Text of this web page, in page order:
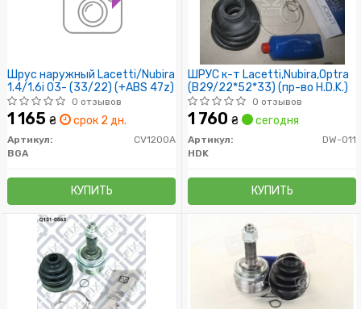
Шрус наружный Lacetti/Nubira
1.4/1.6i 03- (33/22) (+ABS 47z)
0 отзывов
1 165 ₴ срок 2 дн.
Артикул:
CV1200A
BGA
КУПИТЬ
ШРУС к-т Lacetti,Nubira,Optra
(B29/22*52*33) (пр-во H.D.K.)
0 отзывов
1 760 ₴ сегодня
Артикул:
DW-011
HDK
КУПИТЬ